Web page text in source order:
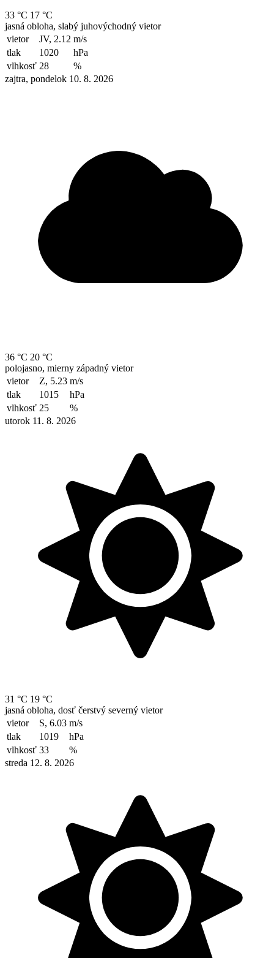
33 °C 17 °C
jasná obloha, slabý juhovýchodný vietor
vietor
JV, 2.12 m/s
tlak
1020
hPa
vlhkosť 28
%
zajtra, pondelok 10. 8. 2026
36 °C 20 °C
polojasno, mierny západný vietor
vietor
Z, 5.23 m/s
tlak
1015
hPa
vlhkosť 25
%
utorok 11. 8. 2026
31 °C 19 °C
jasná obloha, dosť čerstvý severný vietor
vietor
S, 6.03 m/s
tlak
1019
hPa
vlhkosť 33
%
streda 12. 8. 2026